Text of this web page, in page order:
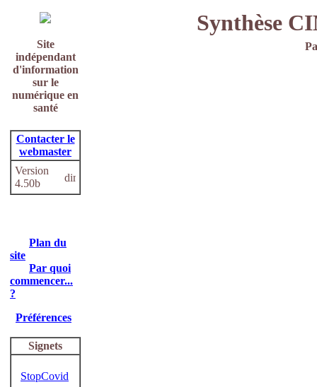
Site
indépendant
d'information
sur le
numérique en
santé
Contacter le
webmaster
Version
4.50b
Plan du
site
Par quoi
commencer...
?
Préférences
Signets
StopCovid
Synthèse